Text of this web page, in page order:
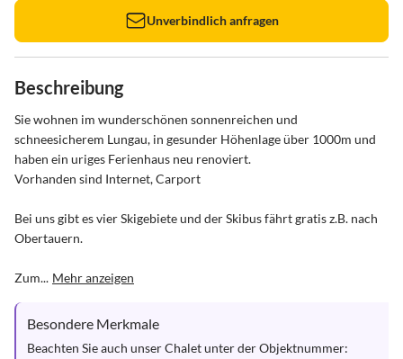
Unverbindlich anfragen
Beschreibung
Sie wohnen im wunderschönen sonnenreichen und
schneesicherem Lungau, in gesunder Höhenlage über 1000m und
haben ein uriges Ferienhaus neu renoviert.
Vorhanden sind Internet, Carport
Bei uns gibt es vier Skigebiete und der Skibus fährt gratis z.B. nach
Obertauern.
Zum... Mehr anzeigen
Besondere Merkmale
Beachten Sie auch unser Chalet unter der Objektnummer: